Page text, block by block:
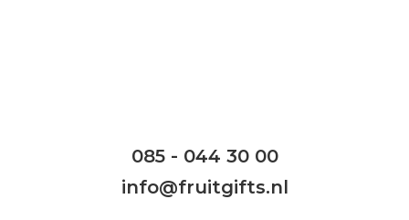
085 - 044 30 00
info@fruitgifts.nl